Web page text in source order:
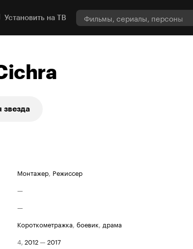
Установить на ТВ
Монтажер, Режиссер
—
—
короткометражка, боевик, драма
4, 2012— 2017